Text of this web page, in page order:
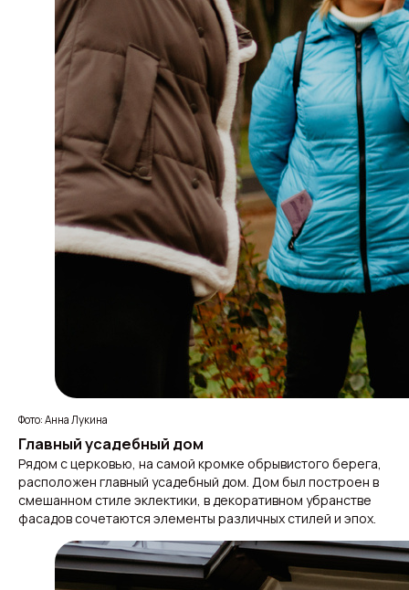
Фото: Анна Лукина
Главный усадебный дом
Рядом с церковью, на самой кромке обрывистого берега,
расположен главный усадебный дом. Дом был построен в
смешанном стиле эклектики, в декоративном убранстве
фасадов сочетаются элементы различных стилей и эпох.